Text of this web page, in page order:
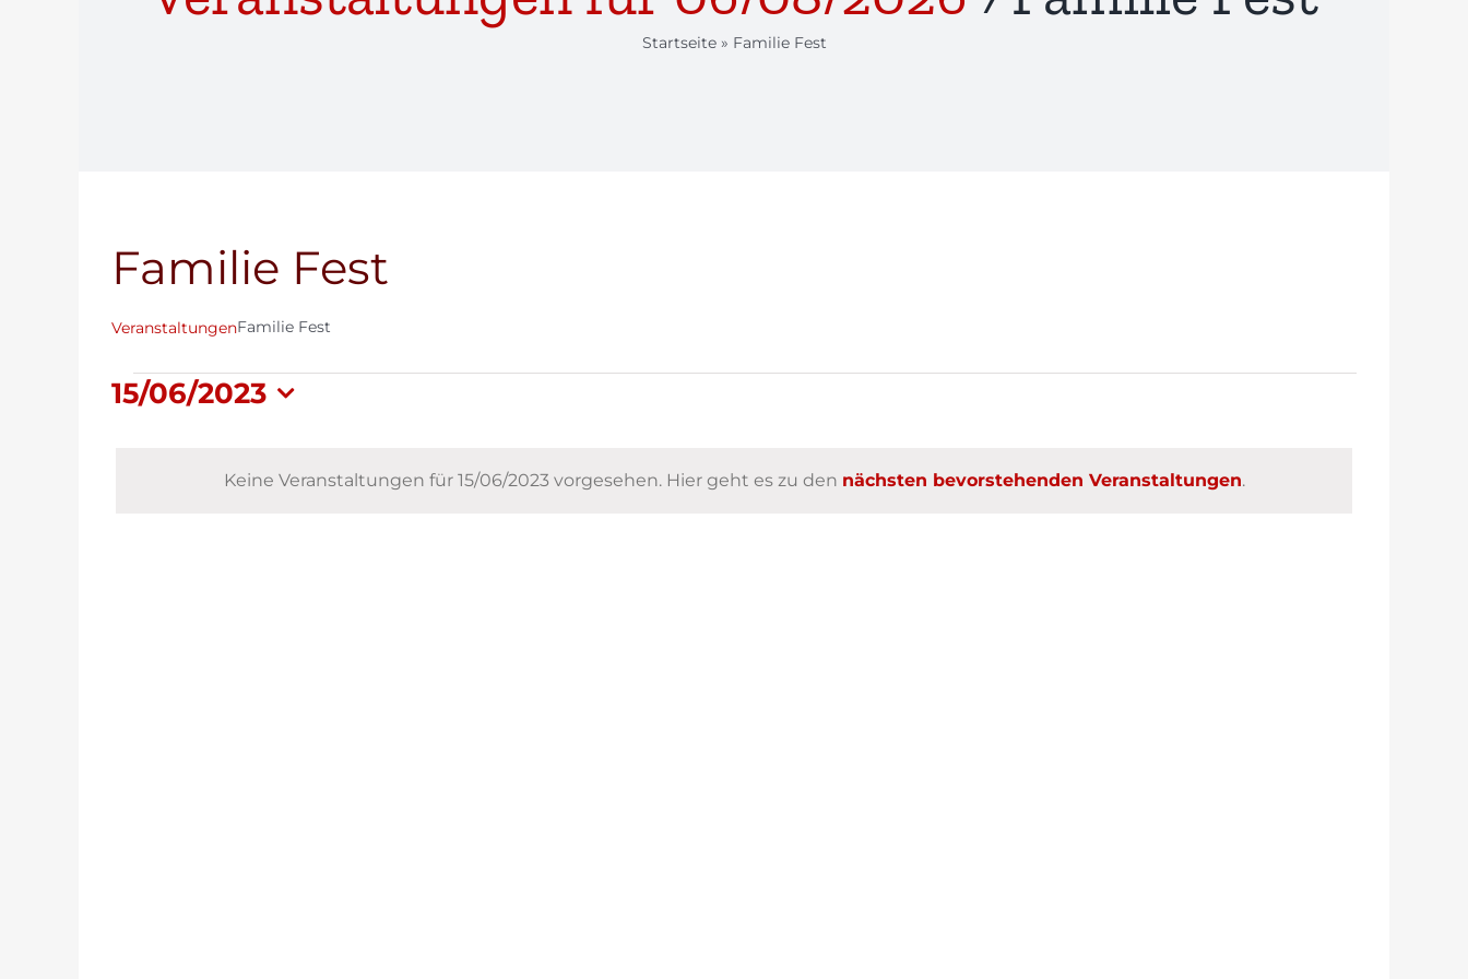
Startseite» Familie Fest
Familie Fest
VeranstaltungenFamilie Fest
Veranstaltungen
15/06/2023
Keine Veranstaltungen für 15/06/2023 vorgesehen. Hier geht es zu den nächsten bevorstehenden Veranstaltungen.
15/06/2023